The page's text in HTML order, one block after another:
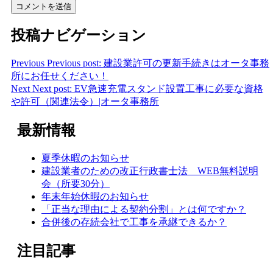
投稿ナビゲーション
Previous Previous post: 建設業許可の更新手続きはオータ事務
所にお任せください！
Next Next post: EV急速充電スタンド設置工事に必要な資格
や許可（関連法令）|オータ事務所
最新情報
夏季休暇のお知らせ
建設業者のための改正行政書士法 WEB無料説明
会（所要30分）
年末年始休暇のお知らせ
「正当な理由による契約分割」とは何ですか？
合併後の存続会社で工事を承継できるか？
注目記事